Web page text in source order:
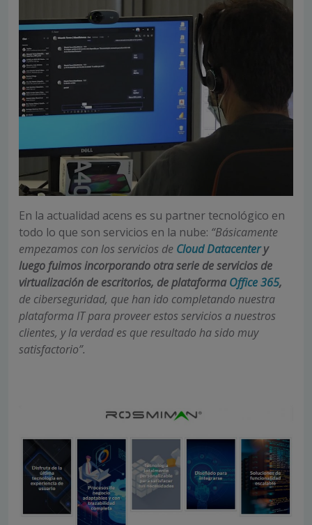
En la actualidad acens es su partner tecnológico en
todo lo que son servicios en la nube: “Básicamente
empezamos con los servicios de Cloud Datacentery
luego fuimos incorporando otra serie de servicios de
virtualización de escritorios, de plataforma Office 365,
de ciberseguridad, que han ido completando nuestra
plataforma IT para proveer estos servicios a nuestros
clientes, y la verdad es que resultado ha sido muy
satisfactorio”.